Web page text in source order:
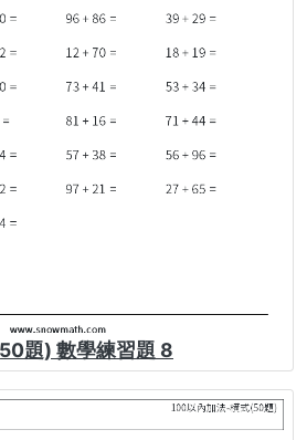
題) 數學練習題 8